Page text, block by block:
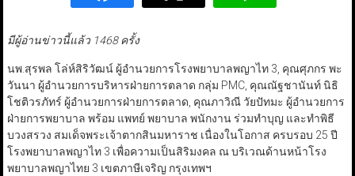
มีผู้อ่านข่าวนี้แล้ว 1468 ครั้ง
นพ.สุรพล โล่ห์สิริวัฒน์ ผู้อำนวยการโรงพยาบาลพญาไท 3, คุณศุภกร พะ
วันนา ผู้อำนวยการบริหารฝ่ายการตลาด กลุ่ม PMC, คุณณัฐชานันท์ นิธิ
โชติวรภัทร์ ผู้อำนวยการฝ่ายการตลาด, คุณภาวิณี วัยปัทมะ ผู้อำนวยการ
ฝ่ายการพยาบาล พร้อม แพทย์ พยาบาล พนักงาน ร่วมทำบุญ และทำพิธี
บวงสรวง สมเด็จพระเจ้าตากสินมหาราช เนื่องในโอกาส ครบรอบ 25 ปี
โรงพยาบาลพญาไท 3 เพื่อความเป็นสิริมงคล ณ บริเวณด้านหน้าโรง
พยาบาลพญาไทย 3 เขตภาษีเจริญ กรุงเทพฯ